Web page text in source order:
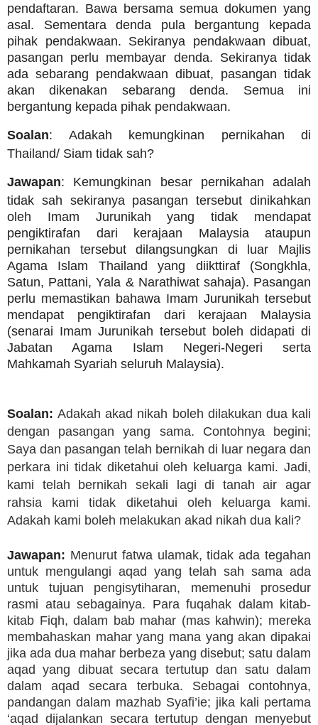
pendaftaran. Bawa bersama semua dokumen yang
asal. Sementara denda pula bergantung kepada
pihak pendakwaan. Sekiranya pendakwaan dibuat,
pasangan perlu membayar denda. Sekiranya tidak
ada sebarang pendakwaan dibuat, pasangan tidak
akan dikenakan sebarang denda. Semua ini
bergantung kepada pihak pendakwaan.
Soalan: Adakah kemungkinan pernikahan di
Thailand/ Siam tidak sah?
Jawapan: Kemungkinan besar pernikahan adalah
tidak sah sekiranya pasangan tersebut dinikahkan
oleh Imam Jurunikah yang tidak mendapat
pengiktirafan dari kerajaan Malaysia ataupun
pernikahan tersebut dilangsungkan di luar Majlis
Agama Islam Thailand yang diikttiraf (Songkhla,
Satun, Pattani, Yala & Narathiwat sahaja). Pasangan
perlu memastikan bahawa Imam Jurunikah tersebut
mendapat pengiktirafan dari kerajaan Malaysia
(senarai Imam Jurunikah tersebut boleh didapati di
Jabatan Agama Islam Negeri-Negeri serta
Mahkamah Syariah seluruh Malaysia).
Soalan: Adakah akad nikah boleh dilakukan dua kali
dengan pasangan yang sama. Contohnya begini;
Saya dan pasangan telah bernikah di luar negara dan
perkara ini tidak diketahui oleh keluarga kami. Jadi,
kami telah bernikah sekali lagi di tanah air agar
rahsia kami tidak diketahui oleh keluarga kami.
Adakah kami boleh melakukan akad nikah dua kali?
Jawapan: Menurut fatwa ulamak, tidak ada tegahan
untuk mengulangi aqad yang telah sah sama ada
untuk tujuan pengisytiharan, memenuhi prosedur
rasmi atau sebagainya. Para fuqahak dalam kitab-
kitab Fiqh, dalam bab mahar (mas kahwin); mereka
membahaskan mahar yang mana yang akan dipakai
jika ada dua mahar berbeza yang disebut; satu dalam
aqad yang dibuat secara tertutup dan satu dalam
dalam aqad secara terbuka. Sebagai contohnya,
pandangan dalam mazhab Syafi’ie; jika kali pertama
‘aqad dijalankan secara tertutup dengan menyebut